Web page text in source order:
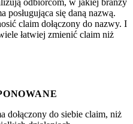
posługująca się daną nazwą.
claim dołączony do nazwy. I
łatwiej zmienić claim niż
do siebie claim, niż